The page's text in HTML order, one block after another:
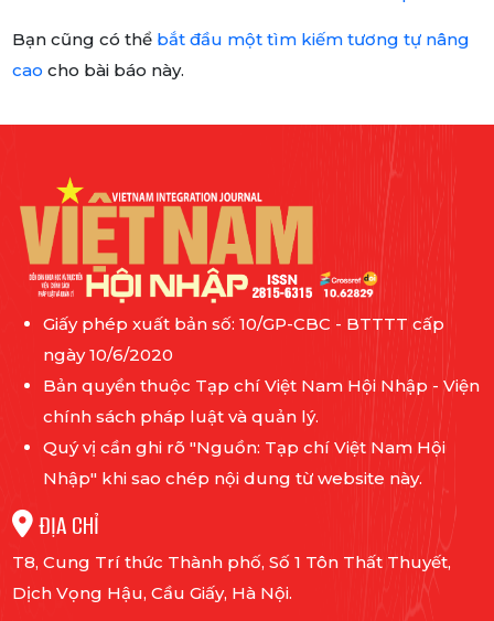
Bạn cũng có thể bắt đầu một tìm kiếm tương tự nâng
cao cho bài báo này.
Giấy phép xuất bản số: 10/GP-CBC - BTTTT cấp
ngày 10/6/2020
Bản quyền thuộc Tạp chí Việt Nam Hội Nhập - Viện
chính sách pháp luật và quản lý.
Quý vị cần ghi rõ "Nguồn: Tạp chí Việt Nam Hội
Nhập" khi sao chép nội dung từ website này.
ĐỊA CHỈ
T8, Cung Trí thức Thành phố, Số 1 Tôn Thất Thuyết,
Dịch Vọng Hậu, Cầu Giấy, Hà Nội.